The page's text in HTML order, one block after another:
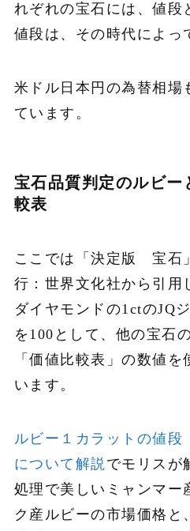
れぞれの宝石には、値段
値段は、その時代によっ
米ドル日本円の為替相場
ています。
宝石品質判定のルビー
較表
ここでは「決定版 宝石
行：世界文化社から引用
ダイヤモンドの1ctのJQ
を100として、他の宝石
「価値比較表」の数値
います。
ルビー１カラットの値段
について解説でモリスが
処理で美しいミャンマー
ク産ルビーの市場価格と